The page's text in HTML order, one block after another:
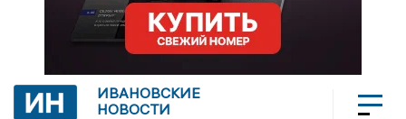
ИВАНОВСКИЕ
НОВОСТИ